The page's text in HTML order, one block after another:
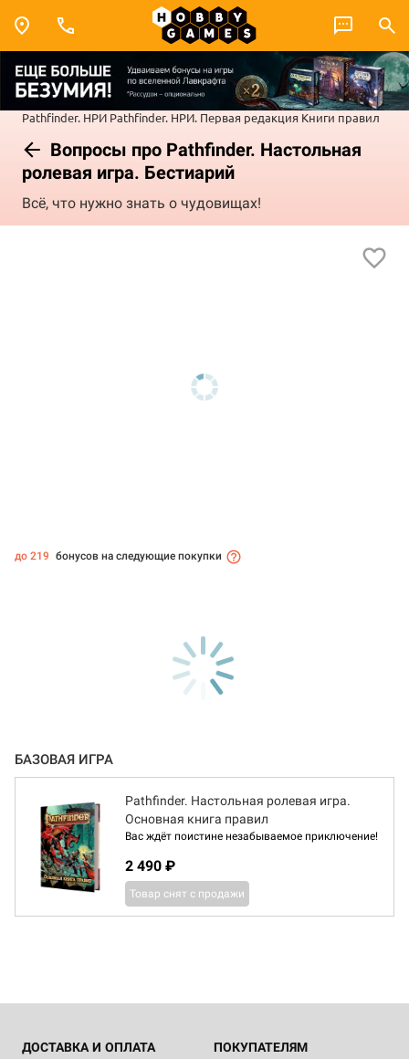
Pathfinder. НРИ Pathfinder. НРИ. Первая редакция Книги правил
Вопросы про Pathfinder. Настольная
ролевая игра. Бестиарий
Всё, что нужно знать о чудовищах!
до 219 бонусов на следующие покупки
БАЗОВАЯ ИГРА
Pathfinder. Настольная ролевая игра.
Основная книга правил
Вас ждёт поистине незабываемое приключение!
2 490 ₽
Товар снят с продажи
ДОСТАВКА И ОПЛАТА ПОКУПАТЕЛЯМ